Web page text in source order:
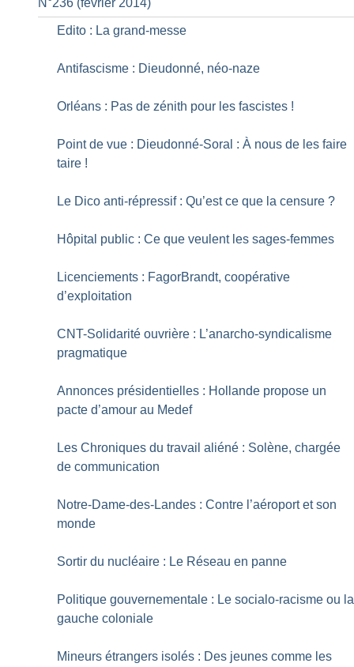
N°236 (fevrier 2014)
Edito : La grand-messe
Antifascisme : Dieudonné, néo-naze
Orléans : Pas de zénith pour les fascistes !
Point de vue : Dieudonné-Soral : À nous de les faire
taire !
Le Dico anti-répressif : Qu’est ce que la censure ?
Hôpital public : Ce que veulent les sages-femmes
Licenciements : FagorBrandt, coopérative
d’exploitation
CNT-Solidarité ouvrière : L’anarcho-syndicalisme
pragmatique
Annonces présidentielles : Hollande propose un
pacte d’amour au Medef
Les Chroniques du travail aliéné : Solène, chargée
de communication
Notre-Dame-des-Landes : Contre l’aéroport et son
monde
Sortir du nucléaire : Le Réseau en panne
Politique gouvernementale : Le socialo-racisme ou la
gauche coloniale
Mineurs étrangers isolés : Des jeunes comme les